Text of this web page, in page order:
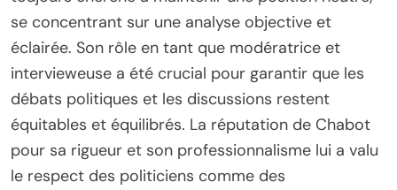
se concentrant sur une analyse objective et
éclairée. Son rôle en tant que modératrice et
intervieweuse a été crucial pour garantir que les
débats politiques et les discussions restent
équitables et équilibrés. La réputation de Chabot
pour sa rigueur et son professionnalisme lui a valu
le respect des politiciens comme des